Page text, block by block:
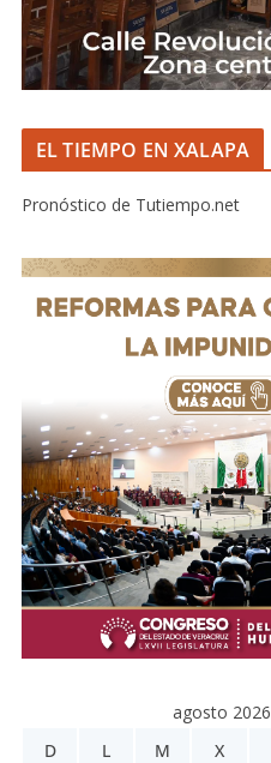
EL TIEMPO EN XALAPA
Pronóstico de Tutiempo.net
agosto 2026
D
L M X